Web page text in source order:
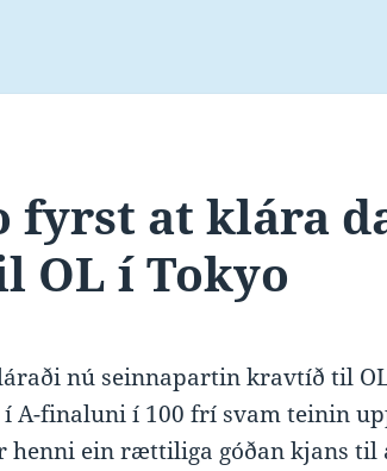
fyrst at klára
OL í Tokyo
nú seinnapartin kravtíð til
A-finaluni í 100 frí svam teinin
henni ein rættiliga góðan kjans til